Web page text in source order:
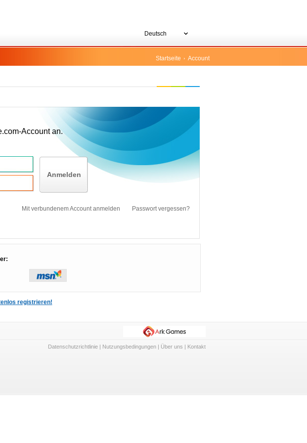
Deutsch
Startseite Account
Account an.
Anmelden
Mit verbundenem Account anmelden Passwort vergessen?
registrieren!
Datenschutzrichtlinie | Nutzungsbedingungen | Über uns | Kontakt